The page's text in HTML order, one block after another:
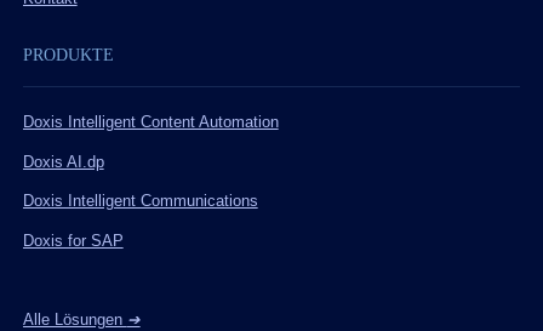
PRODUKTE
Doxis Intelligent Content Automation
Doxis AI.dp
Doxis Intelligent Communications
Doxis for SAP
Alle Lösungen ➔